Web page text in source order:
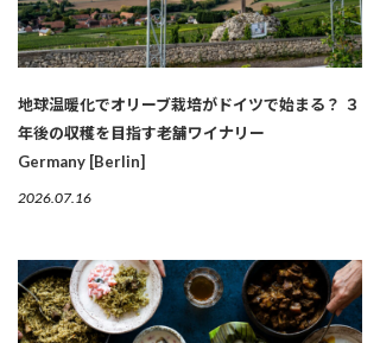
地球温暖化でオリーブ栽培がドイツで始まる？ ３
年後の収穫を目指す老舗ワイナリー
Germany [Berlin]
2026.07.16